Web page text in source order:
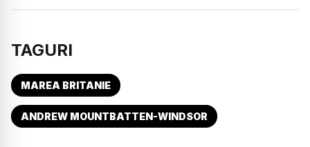
TAGURI
MAREA BRITANIE
ANDREW MOUNTBATTEN-WINDSOR